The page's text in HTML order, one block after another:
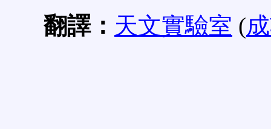
翻譯： 天文實驗室 (